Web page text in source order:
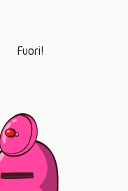
Fuori!